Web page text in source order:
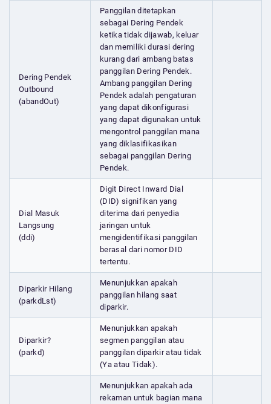
Dering Pendek
Outbound
(abandOut)
Panggilan ditetapkan
sebagai Dering Pendek
ketika tidak dijawab, keluar
dan memiliki durasi dering
kurang dari ambang batas
panggilan Dering Pendek.
Ambang panggilan Dering
Pendek adalah pengaturan
yang dapat dikonfigurasi
yang dapat digunakan untuk
mengontrol panggilan mana
yang diklasifikasikan
sebagai panggilan Dering
Pendek.
Dial Masuk
Langsung
(ddi)
Digit Direct Inward Dial
(DID) signifikan yang
diterima dari penyedia
jaringan untuk
mengidentifikasi panggilan
berasal dari nomor DID
tertentu.
Diparkir Hilang
(parkdLst)
Menunjukkan apakah
panggilan hilang saat
diparkir.
Diparkir?
(parkd)
Menunjukkan apakah
segmen panggilan atau
panggilan diparkir atau tidak
(Ya atau Tidak).
Menunjukkan apakah ada
rekaman untuk bagian mana